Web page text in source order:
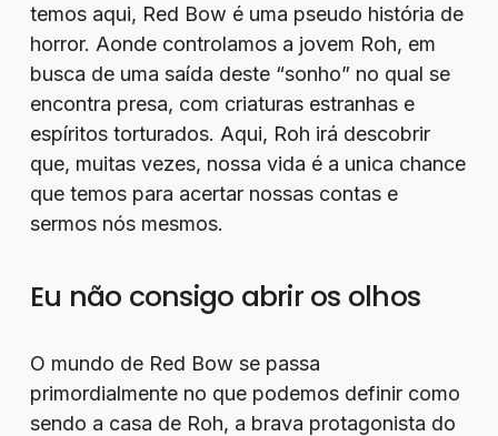
temos aqui, Red Bow é uma pseudo história de
horror. Aonde controlamos a jovem Roh, em
busca de uma saída deste “sonho” no qual se
encontra presa, com criaturas estranhas e
espíritos torturados. Aqui, Roh irá descobrir
que, muitas vezes, nossa vida é a unica chance
que temos para acertar nossas contas e
sermos nós mesmos.
Eu não consigo abrir os olhos
O mundo de Red Bow se passa
primordialmente no que podemos definir como
sendo a casa de Roh, a brava protagonista do